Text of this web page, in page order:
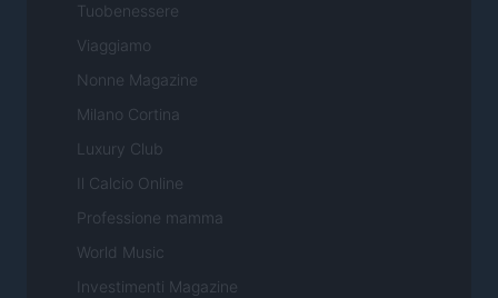
Tuobenessere
Viaggiamo
Nonne Magazine
Milano Cortina
Luxury Club
Il Calcio Online
Professione mamma
World Music
Investimenti Magazine